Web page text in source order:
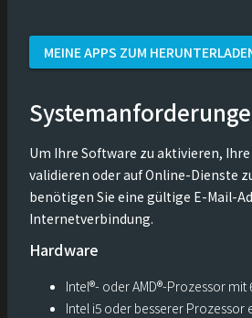
MEINE APPS ZUM
Um Ihre Software zu aktivieren,
validieren oder auf Online-Dienste
benötigen Sie eine gültige E-Mail-
Internetverbindung.
Hardware
Intel®- oder AMD®-Prozessor
Intel i5 oder besserer Prozessor